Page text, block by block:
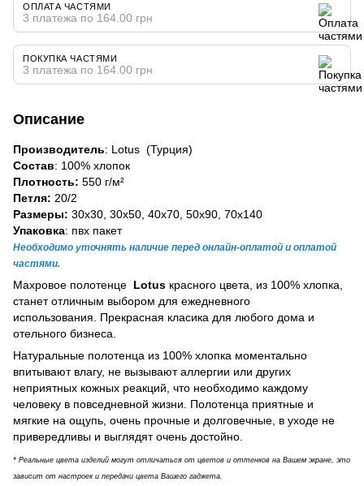
ОПЛАТА ЧАСТЯМИ
3 платежа по 164.00 грн
ПОКУПКА ЧАСТЯМИ
3 платежа по 164.00 грн
Описание
Производитель: Lotus (Турция)
Состав: 100% хлопок
Плотность: 550 г/м²
Петля: 20/2
Размеры: 30х30, 30х50, 40х70, 50х90, 70х140
Упаковка: пвх пакет
Необходимо уточнять наличие перед онлайн-оплатой и оплатой
частями.
Махровое полотенце Lotus красного цвета, из 100% хлопка,
станет отличным выбором для ежедневного
использования. Прекрасная класика для любого дома и
отельного бизнеса.
Натуральные полотенца из 100% хлопка моментально
впитывают влагу, не вызывают аллергии или других
неприятных кожных реакций, что необходимо каждому
человеку в повседневной жизни. Полотенца приятные и
мягкие на ощупь, очень прочные и долговечные, в уходе не
привередливы и выглядят очень достойно.
* Реальные цвета изделий могут отличаться от цветов и оттенков на Вашем экране, это
зависит от настроек и передачи цвета Вашего гаджета.